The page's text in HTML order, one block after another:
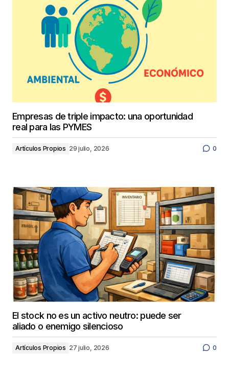
Empresas de triple impacto: una oportunidad
real para las PYMES
Artículos Propios 29 julio, 2026 0
El stock no es un activo neutro: puede ser
aliado o enemigo silencioso
Artículos Propios 27 julio, 2026 0